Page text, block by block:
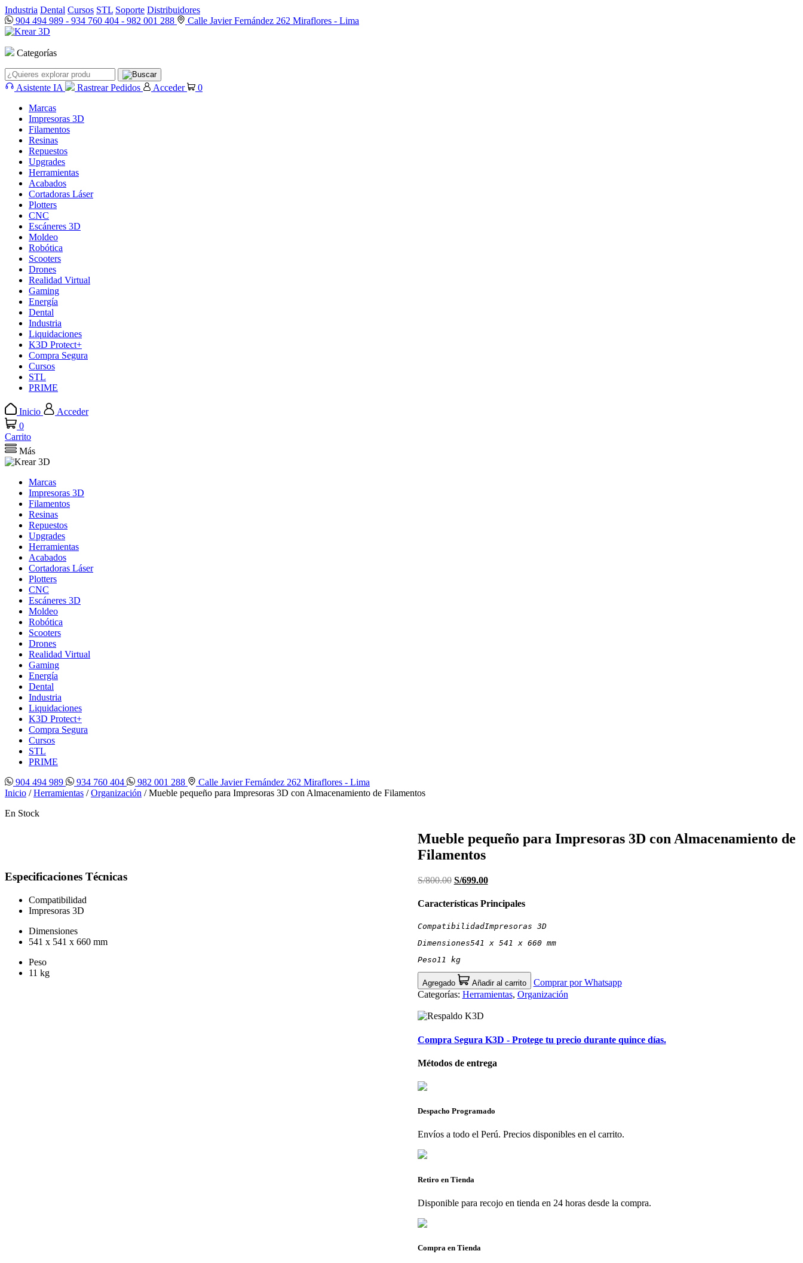
Industria Dental Cursos STL Soporte Distribuidores
904 494 989 - 934 760 404 - 982 001 288 Calle Javier Fernández 262 Miraflores - Lima
Categorías
Asistente IA Rastrear Pedidos Acceder
0
Marcas
Impresoras 3D
Filamentos
Resinas
Repuestos
Upgrades
Herramientas
Acabados
Cortadoras Láser
Plotters
CNC
Escáneres 3D
Moldeo
Robótica
Scooters
Drones
Realidad Virtual
Gaming
Energía
Dental
Industria
Liquidaciones
K3D Protect+
Compra Segura
Cursos
STL
PRIME
Inicio
Acceder
0
Carrito
Más
Marcas
Impresoras 3D
Filamentos
Resinas
Repuestos
Upgrades
Herramientas
Acabados
Cortadoras Láser
Plotters
CNC
Escáneres 3D
Moldeo
Robótica
Scooters
Drones
Realidad Virtual
Gaming
Energía
Dental
Industria
Liquidaciones
K3D Protect+
Compra Segura
Cursos
STL
PRIME
904 494 989
934 760 404 982 001 288
Calle Javier Fernández 262 Miraflores - Lima
Inicio /Herramientas /Organización / Mueble pequeño para Impresoras 3D con Almacenamiento de Filamentos
En Stock
Mueble pequeño para Impresoras 3D con Almacenamiento de
Filamentos
S/800.00 El
original
S/800.00.
S/699.00El
actual
S/699.00.
Características Principales
CompatibilidadImpresoras 3D
Dimensiones541 x 541 x 660 mm
Peso11 kg
Agregado Añadir al carrito
Comprar por Whatsapp
Categorías: Herramientas, Organización
Compra Segura K3D - Protege tu precio durante quince días.
Métodos de entrega
Despacho Programado
Envíos a todo el Perú. Precios disponibles en el carrito.
Retiro en Tienda
Disponible para recojo en tienda en 24 horas desde la compra.
Compra en Tienda
Especificaciones Técnicas
Compatibilidad
Impresoras 3D
Dimensiones
541 x 541 x 660 mm
Peso
11 kg